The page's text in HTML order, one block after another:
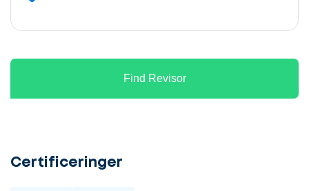
Find Revisor
Certificeringer